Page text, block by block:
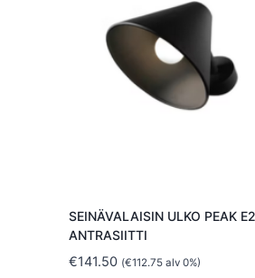
SEINÄVALAISIN ULKO PEAK
ANTRASIITTI
€141.50 (€112.75alv 0%)